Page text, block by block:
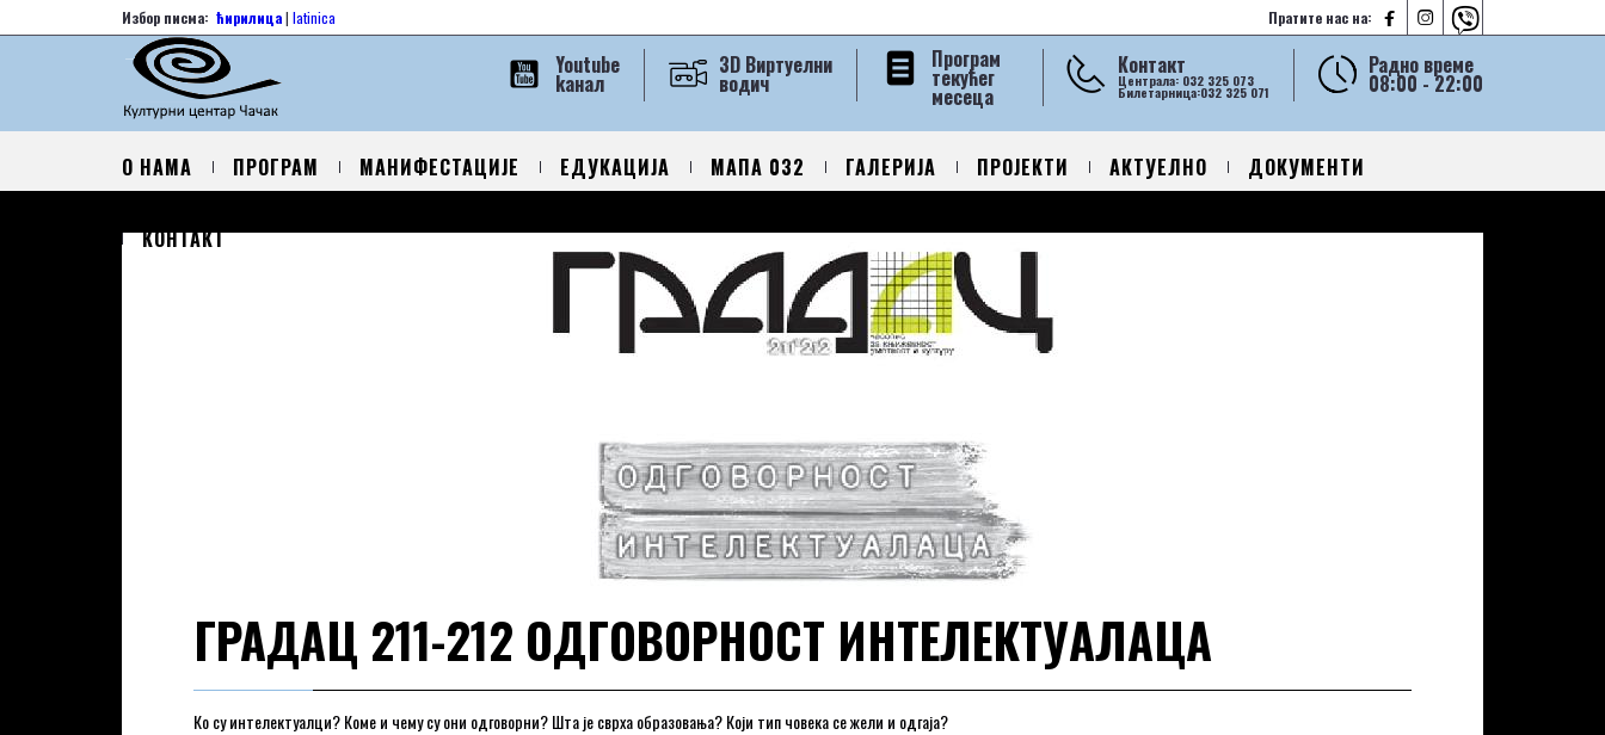
Пратите нас на:   
Избор писма: ћирилица| latinica
Радно време
08:00 - 22:00
Контакт
Централа: 032 325 073
Билетарница:032 325 071
Програм
текућег
месеца
3D Виртуелни
водич
Youtube
kанал
О НАМА ПРОГРАМ МАНИФЕСТАЦИЈЕ ЕДУКАЦИЈА МАПА 032 ГАЛЕРИЈА ПРОЈЕКТИ АКТУЕЛНО ДОКУМЕНТИ
КОНТАКТ
ГРАДАЦ 211-212 ОДГОВОРНОСТ ИНТЕЛЕКТУАЛАЦА
Ко су интелектуалци? Коме и чему су они одговорни? Шта је сврха образовања? Који тип човека се жели и одгаја?